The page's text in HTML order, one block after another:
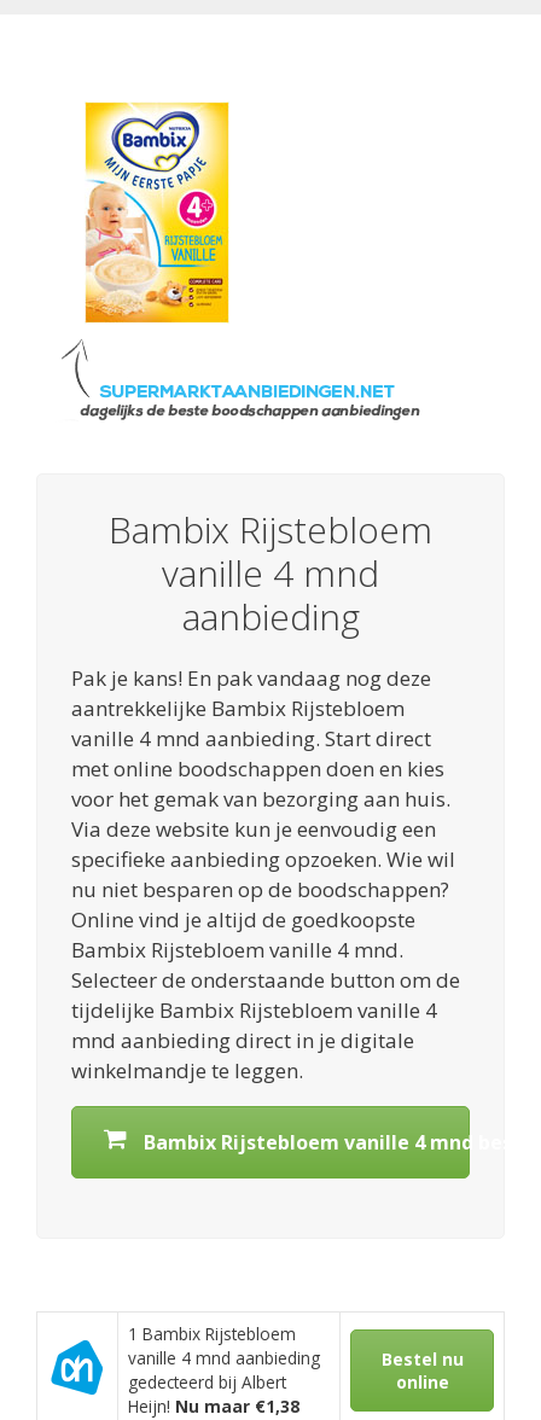
Bambix Rijstebloem
vanille 4 mnd
aanbieding
Pak je kans! En pak vandaag nog deze
aantrekkelijke Bambix Rijstebloem
vanille 4 mnd aanbieding. Start direct
met online boodschappen doen en kies
voor het gemak van bezorging aan huis.
Via deze website kun je eenvoudig een
specifieke aanbieding opzoeken. Wie wil
nu niet besparen op de boodschappen?
Online vind je altijd de goedkoopste
Bambix Rijstebloem vanille 4 mnd.
Selecteer de onderstaande button om de
tijdelijke Bambix Rijstebloem vanille 4
mnd aanbieding direct in je digitale
winkelmandje te leggen.
Bambix Rijstebloem vanille 4 mnd
1 Bambix Rijstebloem
vanille 4 mnd aanbieding
gedecteerd bij Albert
Heijn! Nu maar €1,38
Bestel nu
online